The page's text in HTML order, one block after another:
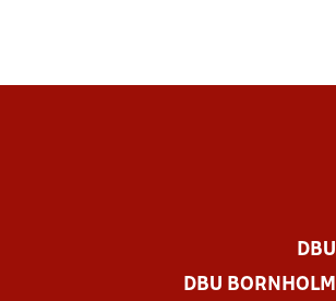
DBU
DBU BORNHOLM